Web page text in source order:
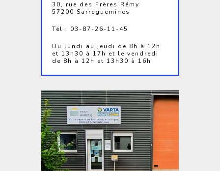
30, rue des Frères Rémy
57200 Sarreguemines
Tél : 03-87-26-11-45
Du lundi au jeudi de 8h à 12h
et 13h30 à 17h et le vendredi
de 8h à 12h et 13h30 à 16h